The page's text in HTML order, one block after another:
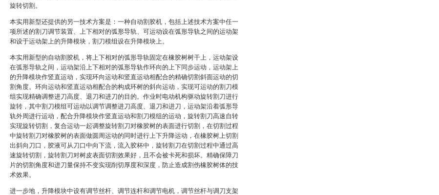
旋转切割。
本实用新型还提供的另一技术方案是：一种自动割胶机，包括上述技术方案中任一
项所述的割刀调节装置、上下相对的弧形导轨、可运动设在弧形导轨之间的运动架
和设于运动架上的升降模块，割刀模组设在升降模块上。
本实用新型的自动割胶机，将上下相对的弧形导轨固定在橡胶树树干上，运动架设
在弧形导轨之间，运动架沿上下相对的弧形导轨作环向的上下同步运动，运动架上
的升降模块作竖直运动，实现环向运动和竖直运动相配合的精确切割斜面运动的切
割角度。环向运动和竖直运动相配合的构成环树的斜向运动，实现可运动的割刀模
组实现精确调整进刀高度、退刀和进刀的目的。作业时电动机构驱动旋转割刀进行
旋转，其中割刀模组可运动以调节调整进刀高度、退刀和进刀，运动架沿着弧形导
轨外周进行运动，配合升降模块作竖直运动和割刀模组的运动，旋转割刀高速自转
实现旋转切割，复合运动一起调整旋转割刀对橡胶树的表面进行切割，在切割过程
中旋转割刀对橡胶树的表面做圆周运动的同时进行上下升降运动，在橡胶树上切割
出斜向刀口，胶液可从刀口中向下流，流入胶杯中，旋转割刀在切割过程中通过高
速旋转切割，旋转割刀对树皮表面切割效果好，且不会被卡死和损坏。精确保障刀
片的切割角度和进刀量保持不变实现削切厚度和深度，防止造成割伤橡胶树体的技
术效果。
进一步地，升降模块中设有调节丝杆、调节连杆和调节电机，调节丝杆与调刀支架